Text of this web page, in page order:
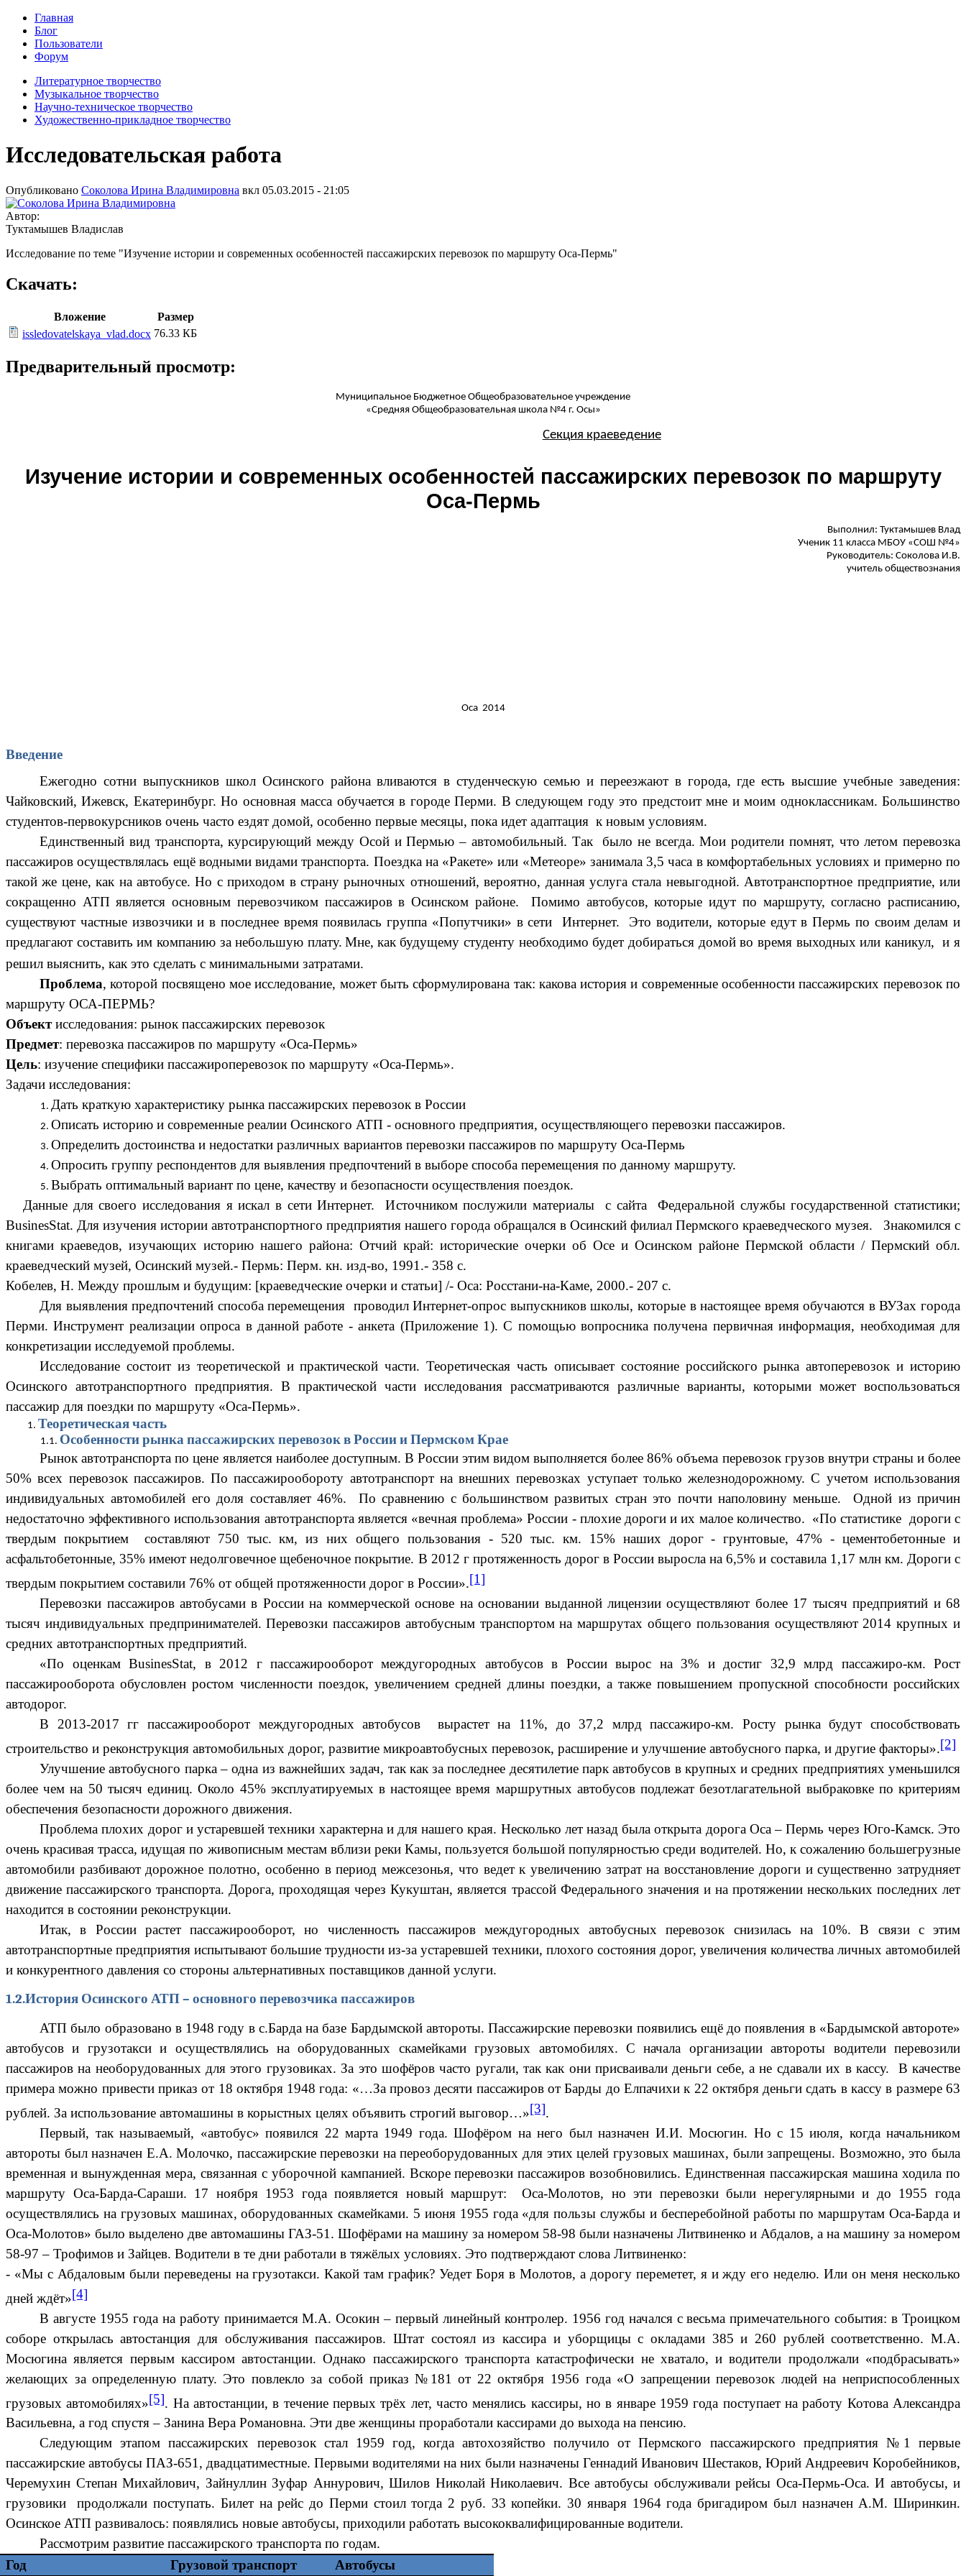
Главная
Блог
Пользователи
Форум
Литературное творчество
Музыкальное творчество
Научно-техническое творчество
Художественно-прикладное творчество
Исследовательская работа
Опубликовано Соколова Ирина Владимировна вкл 05.03.2015 - 21:05
Автор:
Туктамышев Владислав
Исследование по теме "Изучение истории и современных особенностей пассажирских перевозок по маршруту Оса-Пермь"
Скачать:
Вложение
Размер
issledovatelskaya_vlad.docx 76.33 КБ
Предварительный просмотр:
Муниципальное Бюджетное Общеобразовательное учреждение
«Средняя Общеобразовательная школа №4 г. Осы»
Секция краеведение
Изучение истории и современных особенностей пассажирских перевозок по маршруту
Оса-Пермь
Выполнил: Туктамышев Влад
Ученик 11 класса МБОУ «СОШ №4»
Руководитель: Соколова И.В.
учитель обществознания
Оса 2014
Введение
Ежегодно сотни выпускников школ Осинского района вливаются в студенческую семью и переезжают в города, где есть высшие учебные заведения:
Чайковский, Ижевск, Екатеринбург. Но основная масса обучается в городе Перми. В следующем году это предстоит мне и моим одноклассникам. Большинство
студентов-первокурсников очень часто ездят домой, особенно первые месяцы, пока идет адаптация к новым условиям.
Единственный вид транспорта, курсирующий между Осой и Пермью – автомобильный. Так было не всегда. Мои родители помнят, что летом перевозка
пассажиров осуществлялась ещё водными видами транспорта. Поездка на «Ракете» или «Метеоре» занимала 3,5 часа в комфортабельных условиях и примерно по
такой же цене, как на автобусе. Но с приходом в страну рыночных отношений, вероятно, данная услуга стала невыгодной. Автотранспортное предприятие, или
сокращенно АТП является основным перевозчиком пассажиров в Осинском районе. Помимо автобусов, которые идут по маршруту, согласно расписанию,
существуют частные извозчики и в последнее время появилась группа «Попутчики» в сети Интернет. Это водители, которые едут в Пермь по своим делам и
предлагают составить им компанию за небольшую плату. Мне, как будущему студенту необходимо будет добираться домой во время выходных или каникул, и я
решил выяснить, как это сделать с минимальными затратами.
Проблема, которой посвящено мое исследование, может быть сформулирована так: какова история и современные особенности пассажирских перевозок по
маршруту ОСА-ПЕРМЬ?
Объектисследования: рынок пассажирских перевозок
Предмет: перевозка пассажиров по маршруту «Оса-Пермь»
Цель: изучение специфики пассажироперевозок по маршруту «Оса-Пермь».
Задачи исследования:
Дать краткую характеристику рынка пассажирских перевозок в России
Описать историю и современные реалии Осинского АТП - основного предприятия, осуществляющего перевозки пассажиров.
Определить достоинства и недостатки различных вариантов перевозки пассажиров по маршруту Оса-Пермь
Опросить группу респондентов для выявления предпочтений в выборе способа перемещения по данному маршруту.
Выбрать оптимальный вариант по цене, качеству и безопасности осуществления поездок.
Данные для своего исследования я искал в сети Интернет. Источником послужили материалы с сайта Федеральной службы государственной статистики;
BusinesStat. Для изучения истории автотранспортного предприятия нашего города обращался в Осинский филиал Пермского краеведческого музея. Знакомился с
книгами краеведов, изучающих историю нашего района: Отчий край: исторические очерки об Осе и Осинском районе Пермской области / Пермский обл.
краеведческий музей, Осинский музей.- Пермь: Перм. кн. изд-во, 1991.- 358 с.
Кобелев, Н. Между прошлым и будущим: [краеведческие очерки и статьи] /- Оса: Росстани-на-Каме, 2000.- 207 с.
Для выявления предпочтений способа перемещения проводил Интернет-опрос выпускников школы, которые в настоящее время обучаются в ВУЗах города
Перми.Инструмент реализации опроса в данной работе - анкета (Приложение 1). С помощью вопросника получена первичная информация, необходимая для
конкретизации исследуемой проблемы.
Исследование состоит из теоретической и практической части. Теоретическая часть описывает состояние российского рынка автоперевозок и историю
Осинского автотранспортного предприятия. В практической части исследования рассматриваются различные варианты, которыми может воспользоваться
пассажир для поездки по маршруту «Оса-Пермь».
Теоретическая часть
Особенности рынка пассажирских перевозок в России и Пермском Крае
Рынок автотранспорта по цене является наиболее доступным. В России этим видом выполняется более 86% объема перевозок грузов внутри страны и более
50% всех перевозок пассажиров. По пассажирообороту автотранспорт на внешних перевозках уступает только железнодорожному. С учетом использования
индивидуальных автомобилей его доля составляет 46%. По сравнению с большинством развитых стран это почти наполовину меньше. Одной из причин
недостаточно эффективного использования автотранспорта является «вечная проблема» России - плохие дороги и их малое количество. «По статистике дороги с
твердым покрытием составляют 750 тыс. км, из них общего пользования - 520 тыс. км. 15% наших дорог - грунтовые, 47% - цементобетонные и
асфальтобетонные, 35% имеют недолговечное щебеночное покрытие. В 2012 г протяженность дорог в России выросла на 6,5% и составила 1,17 млн км. Дороги с
твердым покрытием составили 76% от общей протяженности дорог в России».[1]
Перевозки пассажиров автобусами в России на коммерческой основе на основании выданной лицензии осуществляют более 17 тысяч предприятий и 68
тысяч индивидуальных предпринимателей. Перевозки пассажиров автобусным транспортом на маршрутах общего пользования осуществляют 2014 крупных и
средних автотранспортных предприятий.
«По оценкам BusinesStat, в 2012 г пассажирооборот междугородных автобусов в России вырос на 3% и достиг 32,9 млрд пассажиро-км. Рост
пассажирооборота обусловлен ростом численности поездок, увеличением средней длины поездки, а также повышением пропускной способности российских
автодорог.
В 2013-2017 гг пассажирооборот междугородных автобусов вырастет на 11%, до 37,2 млрд пассажиро-км. Росту рынка будут способствовать
строительство и реконструкция автомобильных дорог, развитие микроавтобусных перевозок, расширение и улучшение автобусного парка, и другие факторы».[2]
Улучшение автобусного парка – одна из важнейших задач, так как за последнее десятилетие парк автобусов в крупных и средних предприятиях уменьшился
более чем на 50 тысяч единиц. Около 45% эксплуатируемых в настоящее время маршрутных автобусов подлежат безотлагательной выбраковке по критериям
обеспечения безопасности дорожного движения.
Проблема плохих дорог и устаревшей техники характерна и для нашего края. Несколько лет назад была открыта дорога Оса – Пермь через Юго-Камск. Это
очень красивая трасса, идущая по живописным местам вблизи реки Камы, пользуется большой популярностью среди водителей. Но, к сожалению большегрузные
автомобили разбивают дорожное полотно, особенно в период межсезонья, что ведет к увеличению затрат на восстановление дороги и существенно затрудняет
движение пассажирского транспорта. Дорога, проходящая через Кукуштан, является трассой Федерального значения и на протяжении нескольких последних лет
находится в состоянии реконструкции.
Итак, в России растет пассажирооборот, но численность пассажиров междугородных автобусных перевозок снизилась на 10%. В связи с этим
автотранспортные предприятия испытывают большие трудности из-за устаревшей техники, плохого состояния дорог, увеличения количества личных автомобилей
и конкурентного давления со стороны альтернативных поставщиков данной услуги.
1.2.История Осинского АТП – основного перевозчика пассажиров
АТП было образовано в 1948 году в с.Барда на базе Бардымской автороты. Пассажирские перевозки появились ещё до появления в «Бардымской автороте»
автобусов и грузотакси и осуществлялись на оборудованных скамейками грузовых автомобилях. С начала организации автороты водители перевозили
пассажиров на необорудованных для этого грузовиках. За это шофёров часто ругали, так как они присваивали деньги себе, а не сдавали их в кассу. В качестве
примера можно привести приказ от 18 октября 1948 года: «…За провоз десяти пассажиров от Барды до Елпачихи к 22 октября деньги сдать в кассу в размере 63
рублей. За использование автомашины в корыстных целях объявить строгий выговор…»[3].
Первый, так называемый, «автобус» появился 22 марта 1949 года. Шофёром на него был назначен И.И. Мосюгин. Но с 15 июля, когда начальником
автороты был назначен Е.А. Молочко, пассажирские перевозки на переоборудованных для этих целей грузовых машинах, были запрещены. Возможно, это была
временная и вынужденная мера, связанная с уборочной кампанией. Вскоре перевозки пассажиров возобновились. Единственная пассажирская машина ходила по
маршруту Оса-Барда-Сараши. 17 ноября 1953 года появляется новый маршрут: Оса-Молотов, но эти перевозки были нерегулярными и до 1955 года
осуществлялись на грузовых машинах, оборудованных скамейками. 5 июня 1955 года «для пользы службы и бесперебойной работы по маршрутам Оса-Барда и
Оса-Молотов» было выделено две автомашины ГАЗ-51. Шофёрами на машину за номером 58-98 были назначены Литвиненко и Абдалов, а на машину за номером
58-97 – Трофимов и Зайцев. Водители в те дни работали в тяжёлых условиях. Это подтверждают слова Литвиненко:
- «Мы с Абдаловым были переведены на грузотакси. Какой там график? Уедет Боря в Молотов, а дорогу переметет, я и жду его неделю. Или он меня несколько
дней ждёт»[4]
В августе 1955 года на работу принимается М.А. Осокин – первый линейный контролер. 1956 год начался с весьма примечательного события: в Троицком
соборе открылась автостанция для обслуживания пассажиров. Штат состоял из кассира и уборщицы с окладами 385 и 260 рублей соответственно. М.А.
Мосюгина является первым кассиром автостанции. Однако пассажирского транспорта катастрофически не хватало, и водители продолжали «подбрасывать»
желающих за определенную плату. Это повлекло за собой приказ №181 от 22 октября 1956 года «О запрещении перевозок людей на неприспособленных
грузовых автомобилях»[5]. На автостанции, в течение первых трёх лет, часто менялись кассиры, но в январе 1959 года поступает на работу Котова Александра
Васильевна, а год спустя – Занина Вера Романовна. Эти две женщины проработали кассирами до выхода на пенсию.
Следующим этапом пассажирских перевозок стал 1959 год, когда автохозяйство получило от Пермского пассажирского предприятия №1 первые
пассажирские автобусы ПАЗ-651, двадцатиместные. Первыми водителями на них были назначены Геннадий Иванович Шестаков, Юрий Андреевич Коробейников,
Черемухин Степан Михайлович, Зайнуллин Зуфар Аннурович, Шилов Николай Николаевич. Все автобусы обслуживали рейсы Оса-Пермь-Оса. И автобусы, и
грузовики продолжали поступать. Билет на рейс до Перми стоил тогда 2 руб. 33 копейки. 30 января 1964 года бригадиром был назначен А.М. Ширинкин.
Осинское АТП развивалось: появлялись новые автобусы, приходили работать высококвалифицированные водители.
Рассмотрим развитие пассажирского транспорта по годам.
Год
Грузовой транспорт Автобусы